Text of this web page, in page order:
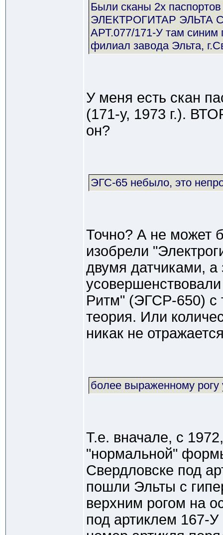
Были сканы 2х паспортов
ЭЛЕКТРОГИТАР ЭЛЬТА
АРТ.077/171-У там синим
филиал завода Эльта,
У меня есть скан
(171-у, 1973 г.).
он?
ЭГС-65 небыло, это
Точно? А не может
изобрели
двумя датчиками, а
Ритм" (ЭГСР-650) с
теория. Или
никак не
более выраженному
Т.е. вначале, с
"нормальной"
Свердловске под
пошли Эльты с
верхним рогом на
под артиклем 167-